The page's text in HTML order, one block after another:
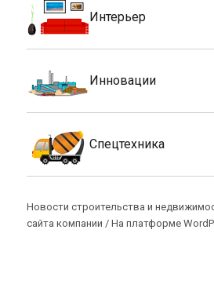
Интерьер
Инновации
Спецтехника
Новости строительства и
сайта компании /На платформе